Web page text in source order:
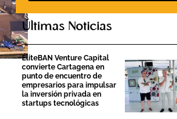
Últimas Noticias
ÉliteBAN Venture Capital
convierte Cartagena en
punto de encuentro de
empresarios para impulsar
la inversión privada en
startups tecnológicas